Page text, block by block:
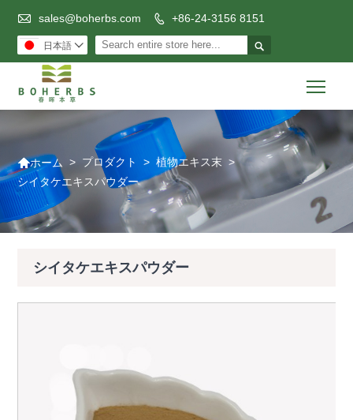
 sales@boherbs.com  +86-24-3156 8151

日本語 
ホーム > プロダクト > 植物エキス末 >
シイタケエキスパウダー
シイタケエキスパウダー